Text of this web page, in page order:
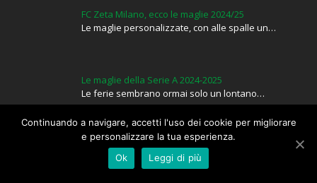
FC Zeta Milano, ecco le maglie 2024/25
Le maglie personalizzate, con alle spalle un…
Le maglie della Serie A 2024-2025
Le ferie sembrano ormai solo un lontano…
Continuando a navigare, accetti l'uso dei cookie per migliorare
e personalizzare la tua esperienza.
Ok
Leggi di più